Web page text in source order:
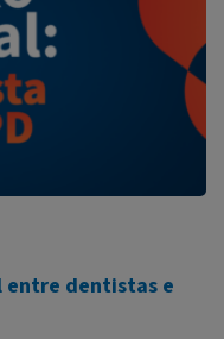
entre dentistas e